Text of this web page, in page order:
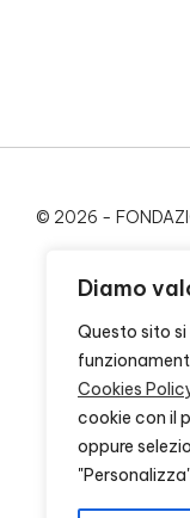
Diamo
Questo sito
Cookies
cookie con il
oppure
© 2026 -